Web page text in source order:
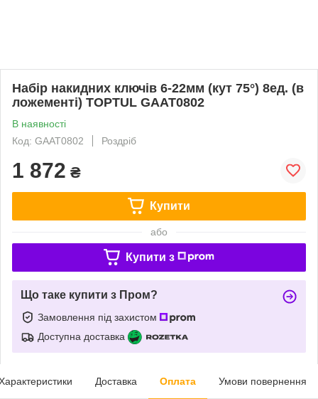
Набір накидних ключів 6-22мм (кут 75°) 8ед. (в
ложементі) TOPTUL GAAT0802
В наявності
Код: GAAT0802
Роздріб
1 872 ₴
Купити
або
Купити з
Що таке купити з Пром?
Замовлення під захистом
Доступна доставка
Доставка Оплата Умови повернення